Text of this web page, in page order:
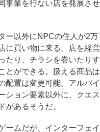
事業を行ない店を発展させ
ー以外にNPCの住人が2万
に買い物に来る。店を経営
たり、チラシを巻いたりす
とができる。扱える商品は
配置は変更可能。アルバイ
ション要素以外に、クエス
があるそうだ。
ムだが、インターフェイ